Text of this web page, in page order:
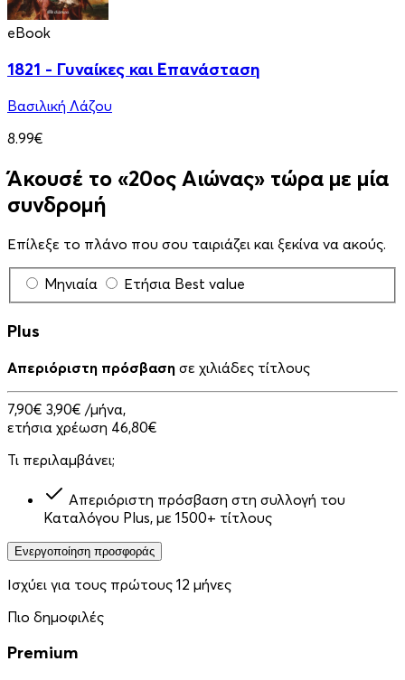
eBook
1821 - Γυναίκες και Επανάσταση
Βασιλική Λάζου
8.99€
Άκουσέ το «20ος Αιώνας» τώρα με μία
συνδρομή
Επίλεξε το πλάνο που σου ταιριάζει και ξεκίνα να ακούς.
Μηνιαία Ετήσια Best value
Plus
Απεριόριστη πρόσβαση σε χιλιάδες τίτλους
7,90€ 3,90€ /μήνα,
ετήσια χρέωση 46,80€
Τι περιλαμβάνει;
Απεριόριστη πρόσβαση στη συλλογή του
Καταλόγου Plus, με 1500+ τίτλους
Ενεργοποίηση προσφοράς
Ισχύει για τους πρώτους 12 μήνες
Πιο δημοφιλές
Premium